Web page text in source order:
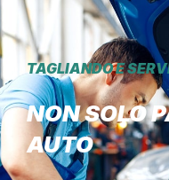
TAGLIANDO E
NON SOLO
AUTO